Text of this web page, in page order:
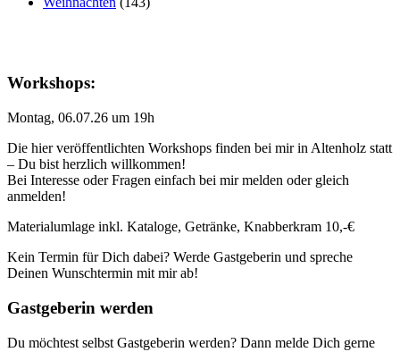
Workshops:
Montag, 06.07.26 um 19h
Die hier veröffentlichten Workshops finden bei mir in Altenholz statt
– Du bist herzlich willkommen!
Bei Interesse oder Fragen einfach bei mir melden oder gleich
anmelden!
Materialumlage inkl. Kataloge, Getränke, Knabberkram 10,-€
Kein Termin für Dich dabei? Werde Gastgeberin und spreche
Deinen Wunschtermin mit mir ab!
Gastgeberin werden
Du möchtest selbst Gastgeberin werden? Dann melde Dich gerne